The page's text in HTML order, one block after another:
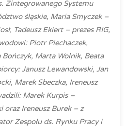
Zintegrowanego Systemu
śląskie, Maria Smyczek –
Tadeusz Ekiert – prezes RIG,
Piotr Piechaczek,
Bończyk, Marta Wolnik, Beata
Janusz Lewandowski, Jan
Marek Sbeczka, Ireneusz
Marek Kurpis –
oraz Ireneusz Burek – z
Zespołu ds. Rynku Pracy i